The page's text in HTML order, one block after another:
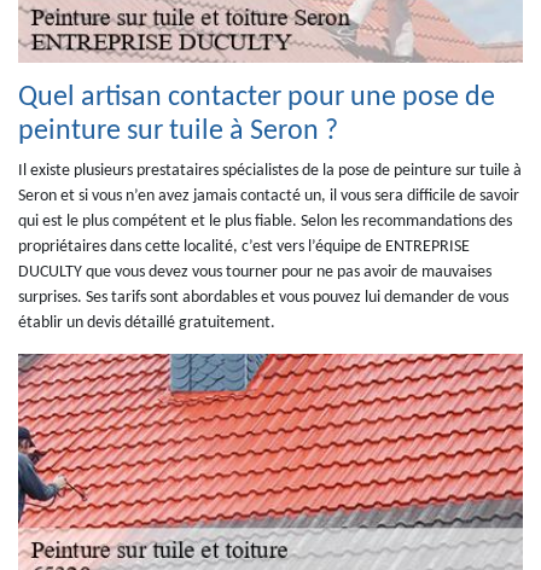
Quel artisan contacter pour une pose de
peinture sur tuile à Seron ?
Il existe plusieurs prestataires spécialistes de la pose de peinture sur tuile à
Seron et si vous n’en avez jamais contacté un, il vous sera difficile de savoir
qui est le plus compétent et le plus fiable. Selon les recommandations des
propriétaires dans cette localité, c’est vers l’équipe de ENTREPRISE
DUCULTY que vous devez vous tourner pour ne pas avoir de mauvaises
surprises. Ses tarifs sont abordables et vous pouvez lui demander de vous
établir un devis détaillé gratuitement.